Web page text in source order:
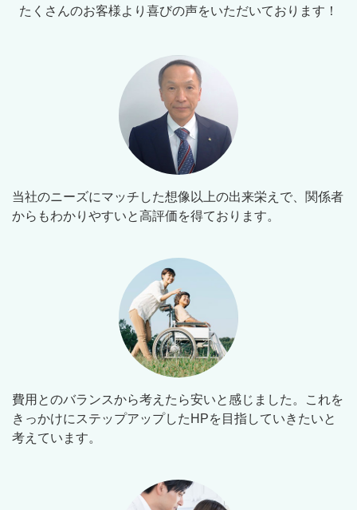
たくさんのお客様より喜びの声をいただいております！
当社のニーズにマッチした想像以上の出来栄えで、関係者
からもわかりやすいと高評価を得ております。
費用とのバランスから考えたら安いと感じました。これを
きっかけにステップアップしたHPを目指していきたいと
考えています。